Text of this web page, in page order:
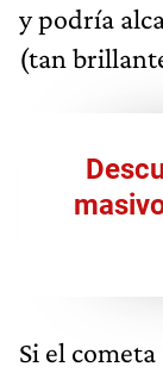
y podría
(tan
Si el